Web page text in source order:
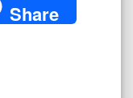
Share